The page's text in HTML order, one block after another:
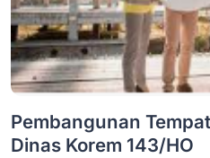
Pembangunan
Dinas Korem 143/HO